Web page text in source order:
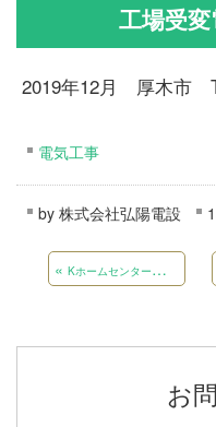
工場受
2019年12月 厚木市
電気工事
by 株式会社弘陽電設
«Kホームセンター太陽光発電所設置工事
お